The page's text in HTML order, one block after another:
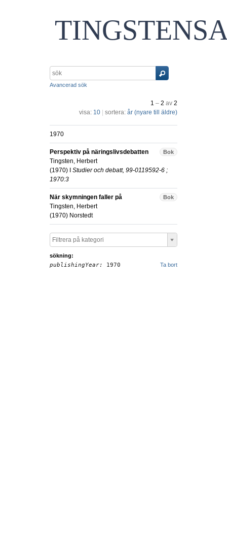
Avancerad sök
1 – 2 av 2
visa: 10 sortera: år (nyare till äldre)
1970
Bok
Perspektiv på näringslivsdebatten
Tingsten, Herbert
(1970) I Studier och debatt, 99-0119592-6 ;
1970:3
Bok
När skymningen faller på
Tingsten, Herbert
(1970) Norstedt
Filtrera på kategori
sökning:
Ta bort
publishingYear: 1970